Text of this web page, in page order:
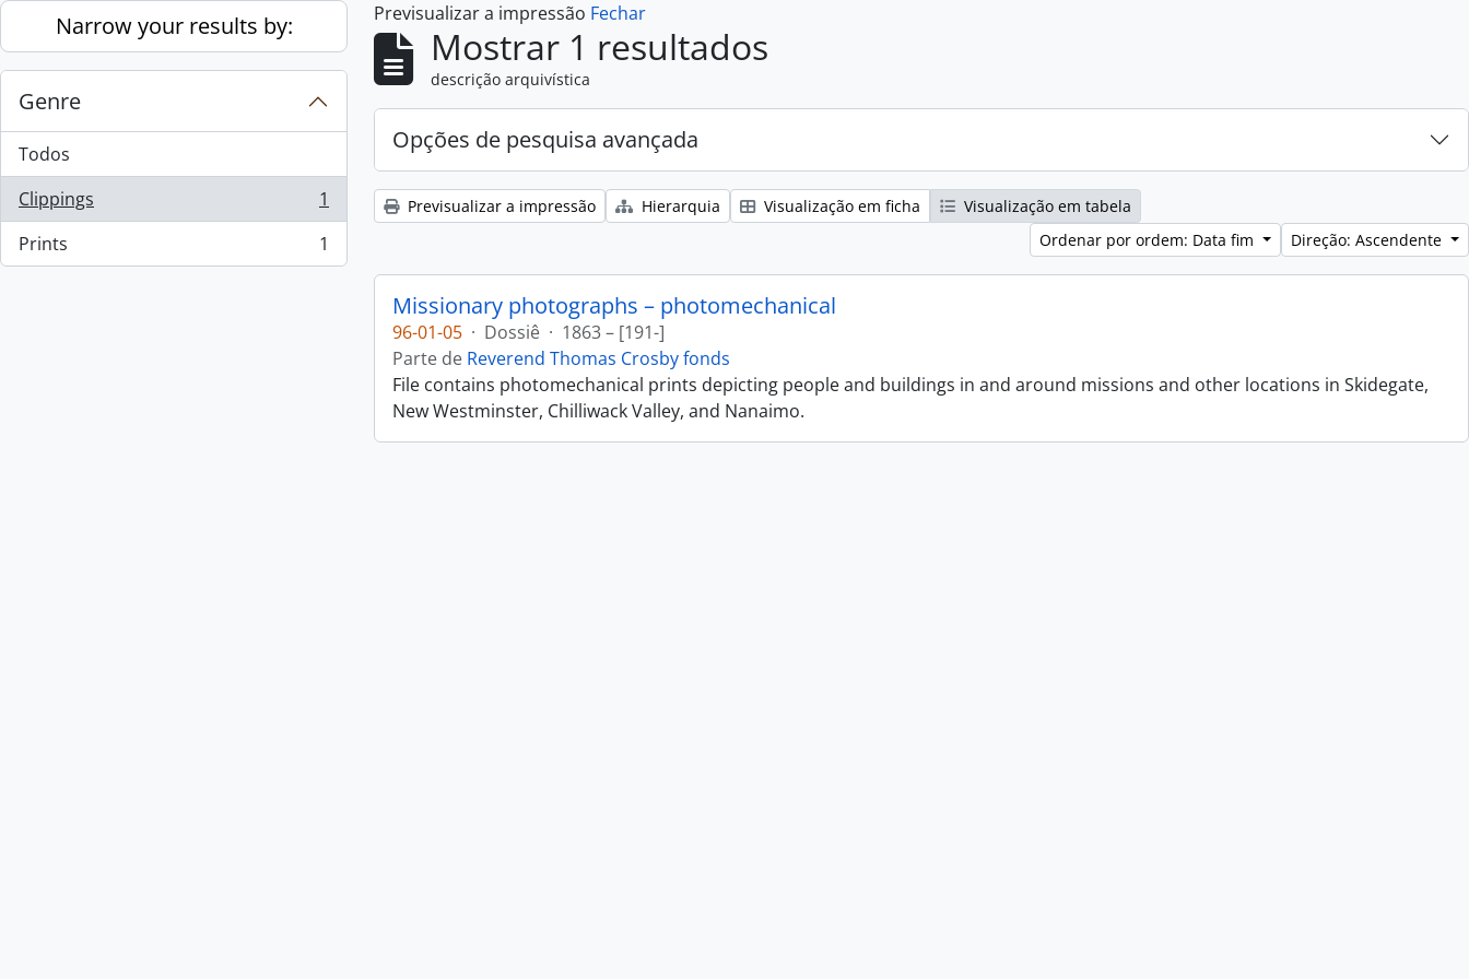
Skip to main content
Narrow your results by:
Genre
Todos
Clippings
, 1 resultados
1
Prints
, 1 resultados 1
Previsualizar a impressão Fechar
Mostrar 1 resultados
descrição arquivística
Opções de pesquisa avançada
Previsualizar a impressão Hierarquia Visualização em ficha
Visualização em tabela
Ordenar por ordem: Data fim
Direção: Ascendente
Missionary photographs – photomechanical
96-01-05 · Dossiê · 1863 – [191-]
Parte de Reverend Thomas Crosby fonds
File contains photomechanical prints depicting people and buildings in and around missions and other locations in Skidegate,
New Westminster, Chilliwack Valley, and Nanaimo.